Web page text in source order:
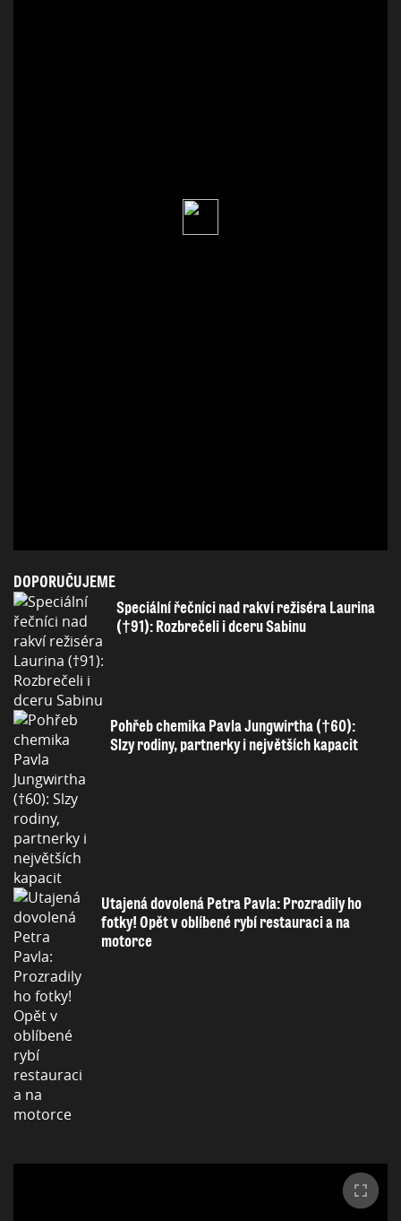
DOPORUČUJEME
Speciální řečníci nad rakví režiséra Laurina
(†91): Rozbrečeli i dceru Sabinu
Pohřeb chemika Pavla Jungwirtha (†60):
Slzy rodiny, partnerky i největších kapacit
Utajená dovolená Petra Pavla: Prozradily ho
fotky! Opět v oblíbené rybí restauraci a na
motorce